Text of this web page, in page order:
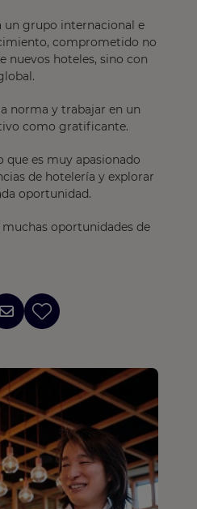
un grupo internacional e
comprometido no
nuevos hoteles, sino con
norma y trabajar en un
como gratificante.
es muy apasionado
de hotelería y explorar
oportunidad.
oportunidades de